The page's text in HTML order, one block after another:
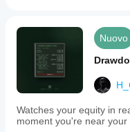
Nuovo
Watches your equity in
moment you're near your